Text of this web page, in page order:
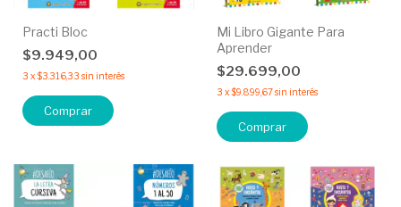
Practi Bloc
$9.949,00
3 x$3.316,33 sin interés
Comprar
Mi Libro Gigante Para
Aprender
$29.699,00
3 x$9.899,67sin interés
Comprar